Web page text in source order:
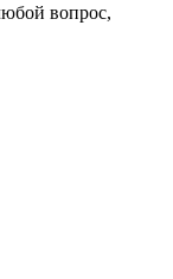
вопрос,